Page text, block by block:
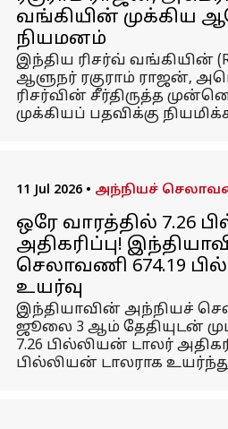
வங்கியின் முக்கிய
நியமனம்
இந்திய ரிசர்வ் வங்கியின்
ஆளுநர் ரகுராம் ராஜன்,
ரிசர்வின் சீர்திருத்த
முக்கியப் பதவிக்கு
11 Jul 2026 • அந்நியச்
ஒரே வாரத்தில் 7.26
அதிகரிப்பு!
செலாவணி 674.19
உயர்வு
இந்தியாவின் அந்நியச்
ஜூலை 3 ஆம் தேதியுடன்
7.26 பில்லியன் டாலர்
பில்லியன் டாலராக